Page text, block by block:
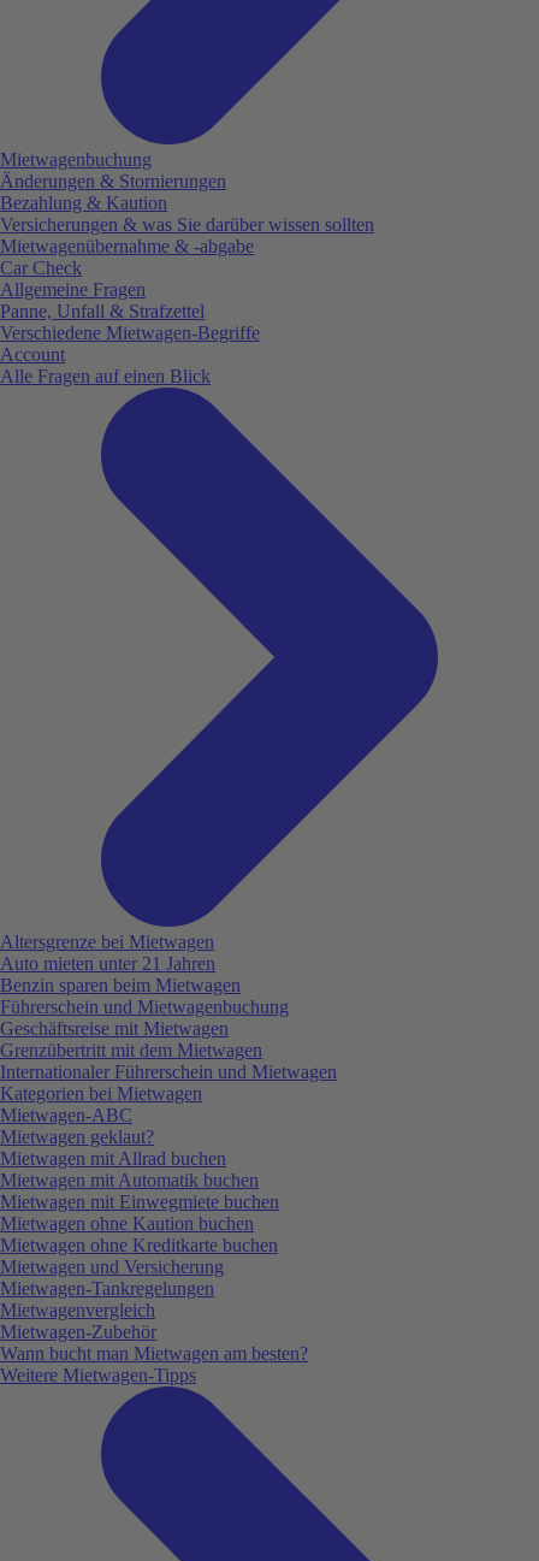
Mietwagenbuchung
Änderungen & Stornierungen
Bezahlung & Kaution
Versicherungen & was Sie darüber wissen sollten
Mietwagenübernahme & -abgabe
Car Check
Allgemeine Fragen
Panne, Unfall & Strafzettel
Verschiedene Mietwagen-Begriffe
Account
Alle Fragen auf einen Blick
Altersgrenze bei Mietwagen
Auto mieten unter 21 Jahren
Benzin sparen beim Mietwagen
Führerschein und Mietwagenbuchung
Geschäftsreise mit Mietwagen
Grenzübertritt mit dem Mietwagen
Internationaler Führerschein und Mietwagen
Kategorien bei Mietwagen
Mietwagen-ABC
Mietwagen geklaut?
Mietwagen mit Allrad buchen
Mietwagen mit Automatik buchen
Mietwagen mit Einwegmiete buchen
Mietwagen ohne Kaution buchen
Mietwagen ohne Kreditkarte buchen
Mietwagen und Versicherung
Mietwagen-Tankregelungen
Mietwagenvergleich
Mietwagen-Zubehör
Wann bucht man Mietwagen am besten?
Weitere Mietwagen-Tipps